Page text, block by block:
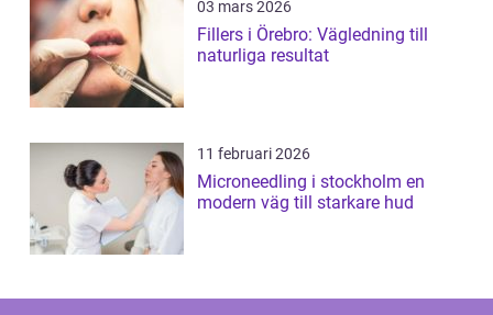
03 mars 2026
Fillers i Örebro: Vägledning till
naturliga resultat
11 februari 2026
Microneedling i stockholm en
modern väg till starkare hud